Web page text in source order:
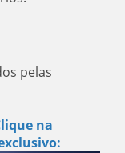
pelas
na